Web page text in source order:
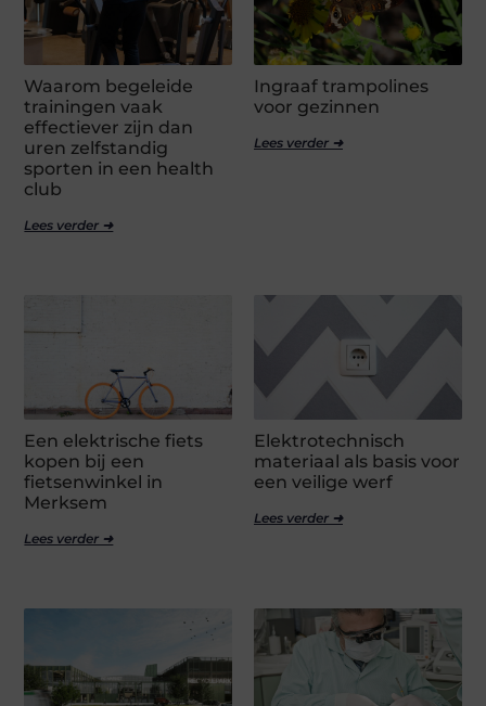
Waarom begeleide
trainingen vaak
effectiever zijn dan
uren zelfstandig
sporten in een health
club
Lees verder ➜
Ingraaf trampolines
voor gezinnen
Lees verder ➜
Een elektrische fiets
kopen bij een
fietsenwinkel in
Merksem
Lees verder ➜
Elektrotechnisch
materiaal als basis voor
een veilige werf
Lees verder ➜